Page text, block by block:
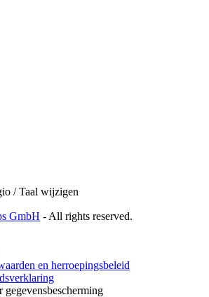
/ Taal wijzigen
GmbH - All rights reserved.
en herroepingsbeleid